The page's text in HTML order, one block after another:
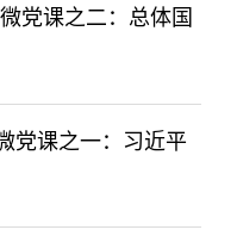
党课之二：总体国
党课之一：习近平